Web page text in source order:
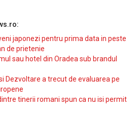
japonezi pentru prima data in peste
de prietenie
sau hotel din Oradea sub brandul
Dezvoltare a trecut de evaluarea pe
tinerii romani spun ca nu isi permit